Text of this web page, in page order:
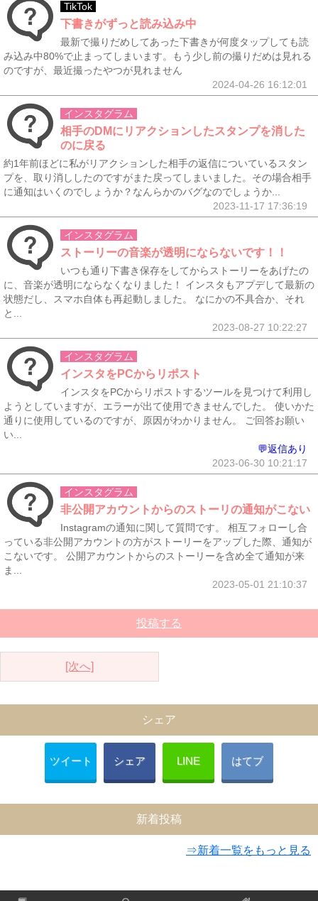
TikTok
下書きがずっと読み込み中
最新で撮りだめしてあった下書きが何度タップしても読
み込み中80%で止まってしまいます。もう少し前の撮りだめは見れる
のですが、最近撮ったやつが見れません
2024-04-26 16:12:01
インスタグラム
相手のDMにリアクションしたスタンプを消した
のに戻る
約1年前ほどに私がリアクションした相手の返信についているスタン
プを、取り消ししたのですがまた戻ってしまいました。その場合相手
に通知はいくのでしょうか？なんらかのバグなのでしょうか...
2023-11-17 17:36:19
インスタグラム
ストーリーの音楽が透明にならないです！！
いつも通り下書き保存をしてからストーリーをあげたの
に、音楽が透明にならなくなりました！ インスタもアプデして最新の
状態だし、スマホ自体も再起動しました。 なにかの不具合か、それ
と...
2023-08-27 10:22:27
インスタグラム
インスタをPCからリポスト
インスタをPCからリポストするツールを見つけて利用し
ようとしていますが、エラーが出て使用できませんでした。 使いかた
通りに使用しているのですが、原因がわかりません。 ご回答お願い
い...
💬返信あり
2023-06-30 10:21:17
インスタグラム
非公開アカウントからのストーリの通知がこない
Instagramの通知に関して質問です。 相互フォローし合
っている非公開アカウントの方がストーリーをアップした際、通知が
こないです。 公開アカウントからのストーリーを含め全て通知が来
ま...
2023-05-01 21:10:37
投稿する
[次へ]
シェア
ツイート シェア LINE はてブ
新着投稿
⇒新着一覧をもっと見る